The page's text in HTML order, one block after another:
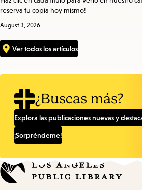
reserva tu copia hoy mismo!
August 3, 2026
Ver todos los artículos
¿Buscas más?
Explora las publicaciones nuevas y
¡Sorpréndeme!